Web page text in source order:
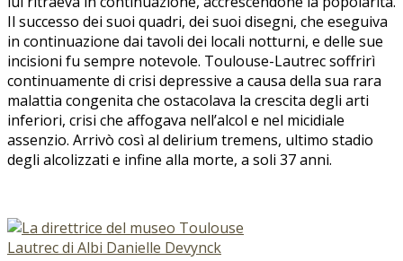
Il successo dei suoi quadri, dei suoi disegni, che eseguiva
in continuazione dai tavoli dei locali notturni, e delle sue
incisioni fu sempre notevole. Toulouse-Lautrec soffrirì
continuamente di crisi depressive a causa della sua rara
malattia congenita che ostacolava la crescita degli arti
inferiori, crisi che affogava nell’alcol e nel micidiale
assenzio. Arrivò così al delirium tremens, ultimo stadio
degli alcolizzati e infine alla morte, a soli 37 anni.